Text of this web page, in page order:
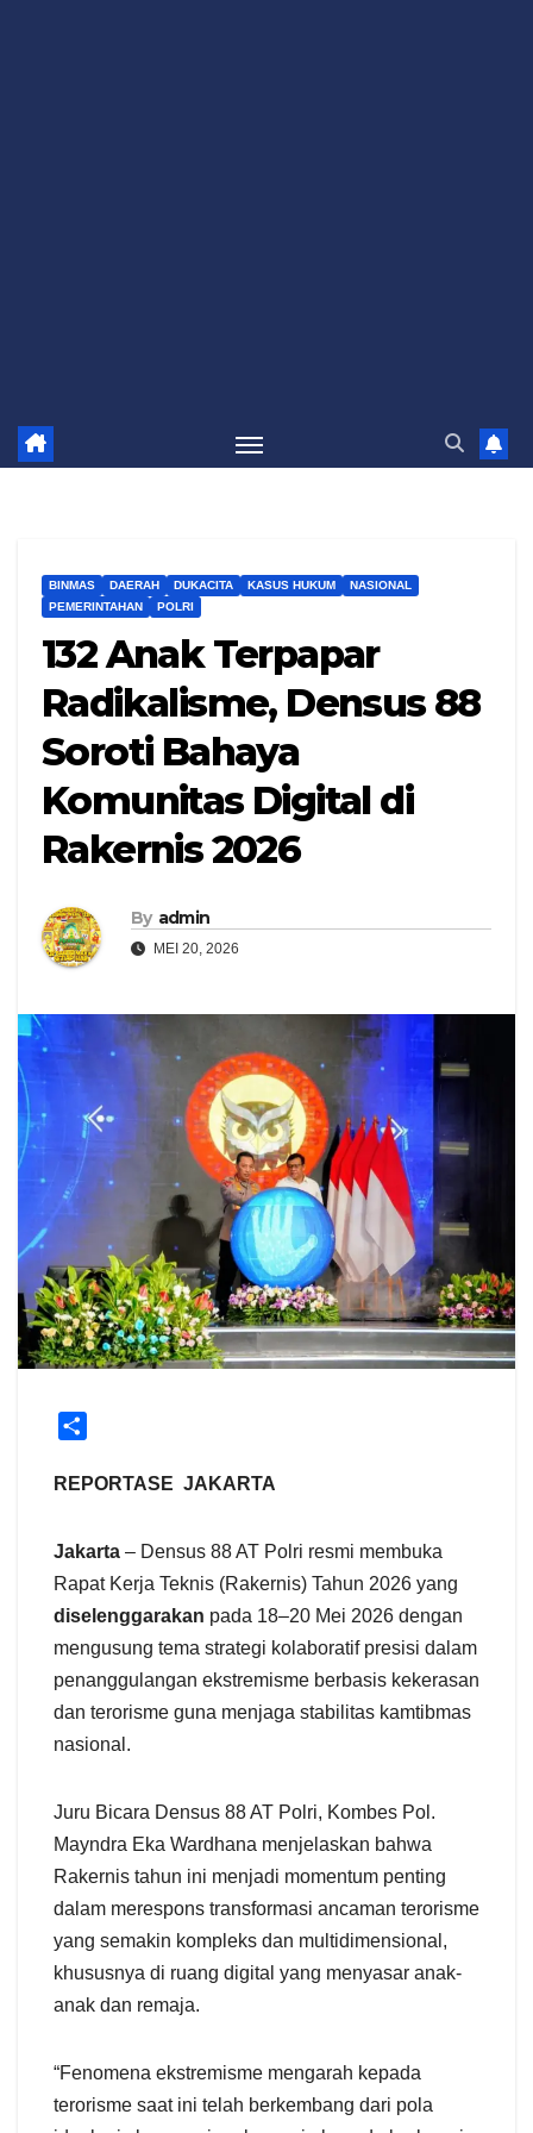
BINMAS DAERAH DUKACITA KASUS HUKUM
NASIONAL
PEMERINTAHAN
POLRI
132 Anak Terpapar
Radikalisme, Densus 88
Soroti Bahaya
Komunitas Digital di
Rakernis 2026
By admin
MEI 20, 2026
a
REPORTASE JAKARTA
Jakarta – Densus 88 AT Polri resmi membuka
Rapat Kerja Teknis (Rakernis) Tahun 2026 yang
diselenggarakan pada 18–20 Mei 2026 dengan
mengusung tema strategi kolaboratif presisi dalam
penanggulangan ekstremisme berbasis kekerasan
dan terorisme guna menjaga stabilitas kamtibmas
nasional.
Juru Bicara Densus 88 AT Polri, Kombes Pol.
Mayndra Eka Wardhana menjelaskan bahwa
Rakernis tahun ini menjadi momentum penting
dalam merespons transformasi ancaman terorisme
yang semakin kompleks dan multidimensional,
khususnya di ruang digital yang menyasar anak-
anak dan remaja.
“Fenomena ekstremisme mengarah kepada
terorisme saat ini telah berkembang dari pola